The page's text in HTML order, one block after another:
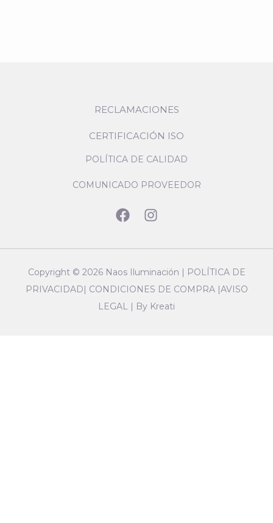
RECLAMACIONES
CERTIFICACIÓN ISO
POLÍTICA DE CALIDAD
COMUNICADO PROVEEDOR
Copyright © 2026 Naos Iluminación | POLÍTICA DE
PRIVACIDAD| CONDICIONES DE COMPRA |AVISO
LEGAL | By Kreati